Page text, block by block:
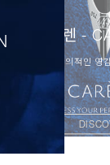
까렌 -
창의적인 영